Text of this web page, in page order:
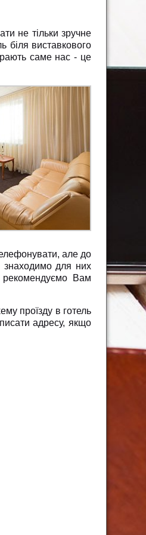
не тільки зручне
біля виставкового
саме нас - це
але до
знаходимо для них
рекомендуємо Вам
проїзду в готель
адресу, якщо